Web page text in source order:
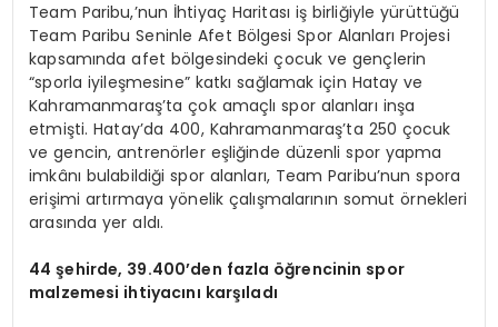
Team Paribu,’nun İhtiyaç Haritası iş birliğiyle yürüttüğü
Team Paribu Seninle Afet Bölgesi Spor Alanları Projesi
kapsamında afet bölgesindeki çocuk ve gençlerin
“sporla iyileşmesine” katkı sağlamak için Hatay ve
Kahramanmaraş’ta çok amaçlı spor alanları inşa
etmişti. Hatay’da 400, Kahramanmaraş’ta 250 çocuk
ve gencin, antrenörler eşliğinde düzenli spor yapma
imkânı bulabildiği spor alanları, Team Paribu’nun spora
erişimi artırmaya yönelik çalışmalarının somut örnekleri
arasında yer aldı.
44 şehirde, 39.400’den fazla öğrencinin spor
malzemesi ihtiyacını karşıladı